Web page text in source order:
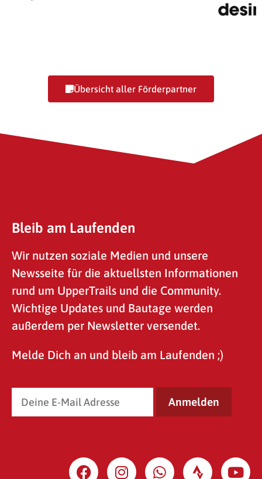
Übersicht aller Förderpartner
Bleib am Laufenden
Wir nutzen soziale Medien und unsere
Newsseite für die aktuellsten Informationen
rund um UpperTrails und die Community.
Wichtige Updates und Bautage werden
außerdem per Newsletter versendet.
Melde Dich an und bleib am Laufenden ;)